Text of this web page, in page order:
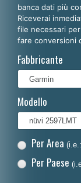
English
Español
Deutsch
Polski
Dansk
banca dati più
Riceverai
file necessari
fare conversioni
Fabbricante
Modello
Per Area
Per Paese